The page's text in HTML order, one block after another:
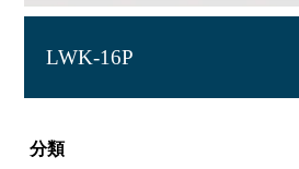
LWK-16P
分類